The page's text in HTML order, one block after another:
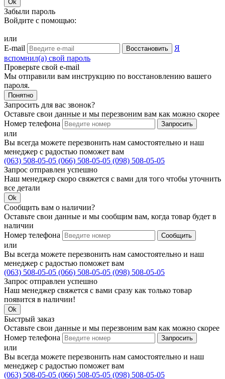
Ok
Забыли пароль
Войдите с помощью:
или
E-mail
Восстановить
Я
вспомнил(а) свой пароль
Проверьте свой e-mail
Мы отправили вам инструкцию по восстановлению вашего
пароля.
Понятно
Запросить для вас звонок?
Оставьте свои данные и мы перезвоним вам как можно скорее
Номер телефона
Запросить
или
Вы всегда можете перезвонить нам самостоятельно и наш
менеджер с радостью поможет вам
(063) 508-05-05 (066) 508-05-05 (098) 508-05-05
Запрос отправлен успешно
Наш менеджер скоро свяжется с вами для того чтобы уточнить
все детали
Ok
Сообщить вам о наличии?
Оставьте свои данные и мы сообщим вам, когда товар будет в
наличии
Номер телефона
Сообщить
или
Вы всегда можете перезвонить нам самостоятельно и наш
менеджер с радостью поможет вам
(063) 508-05-05 (066) 508-05-05 (098) 508-05-05
Запрос отправлен успешно
Наш менеджер свяжется с вами сразу как только товар
появится в наличии!
Ok
Быстрый заказ
Оставьте свои данные и мы перезвоним вам как можно скорее
Номер телефона
Запросить
или
Вы всегда можете перезвонить нам самостоятельно и наш
менеджер с радостью поможет вам
(063) 508-05-05 (066) 508-05-05 (098) 508-05-05